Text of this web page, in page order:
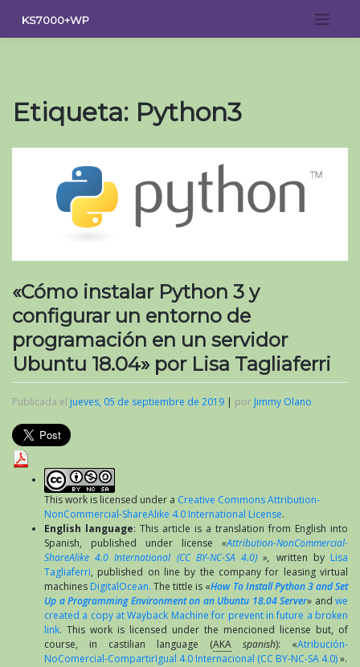
contenido
KS7000+WP
Etiqueta: Python3
«Cómo instalar Python 3 y
configurar un entorno de
programación en un servidor
Ubuntu 18.04» por Lisa Tagliaferri
Publicada el jueves, 05 de septiembre de 2019 | por Jimmy Olano
This work is licensed under a Creative Commons Attribution-
NonCommercial-ShareAlike 4.0 International License.
English language: This article is a translation from English into
Spanish, published under license «Attribution-NonCommercial-
ShareAlike 4.0 International (CC BY-NC-SA 4.0) », written by Lisa
Tagliaferri, published on line by the company for leasing virtual
machines DigitalOcean. The tittle is «How To Install Python 3 and Set
Up a Programming Environment on an Ubuntu 18.04 Server» and we
created a copy at Wayback Machine for prevent in future a broken
link. This work is licensed under the mencioned license but, of
course, in castilian language (AKA spanish): «Atribución-
NoComercial-CompartirIgual 4.0 Internacional (CC BY-NC-SA 4.0)».